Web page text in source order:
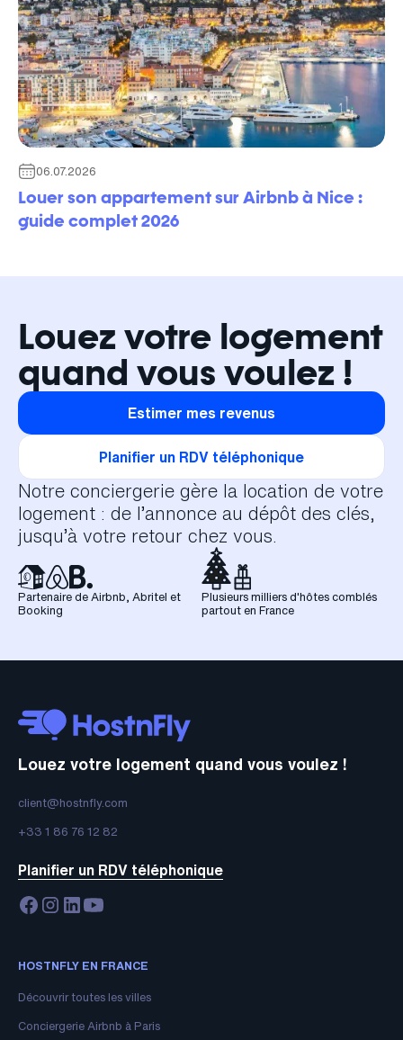
06.07.2026
Louer son appartement sur Airbnb à Nice :
guide complet 2026
Louez votre logement
quand vous voulez !
Estimer mes revenus
Planifier un RDV téléphonique
Notre conciergerie gère la location de votre
logement : de l’annonce au dépôt des clés,
jusqu’à votre retour chez vous.
Partenaire de Airbnb, Abritel et
Booking
Plusieurs milliers d'hôtes comblés
partout en France
Louez votre logement quand vous voulez !
client@hostnfly.com
+33 1 86 76 12 82
Planifier un RDV téléphonique
HOSTNFLY EN FRANCE
Découvrir toutes les villes
Conciergerie Airbnb à Paris